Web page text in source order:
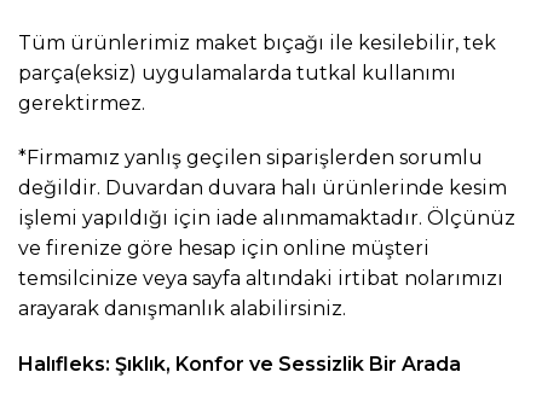
Tüm ürünlerimiz maket bıçağı ile kesilebilir, tek
parça(eksiz) uygulamalarda tutkal kullanımı
gerektirmez.
*Firmamız yanlış geçilen siparişlerden sorumlu
değildir. Duvardan duvara halı ürünlerinde kesim
işlemi yapıldığı için iade alınmamaktadır. Ölçünüz
ve firenize göre hesap için online müşteri
temsilcinize veya sayfa altındaki irtibat nolarımızı
arayarak danışmanlık alabilirsiniz.
Halıfleks: Şıklık, Konfor ve Sessizlik Bir Arada